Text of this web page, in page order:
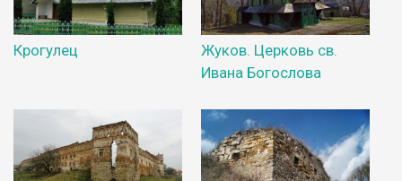
Крогулец
Жуков. Церковь св.
Ивана Богослова